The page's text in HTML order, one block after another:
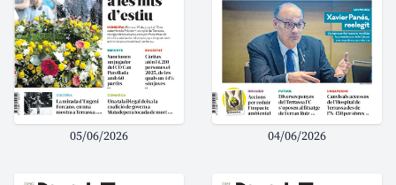
05/06/2026 04/06/2026